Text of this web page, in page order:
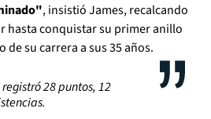
, insistió James, recalcando
hasta conquistar su primer anillo
de su carrera a sus 35 años.
28 puntos, 12